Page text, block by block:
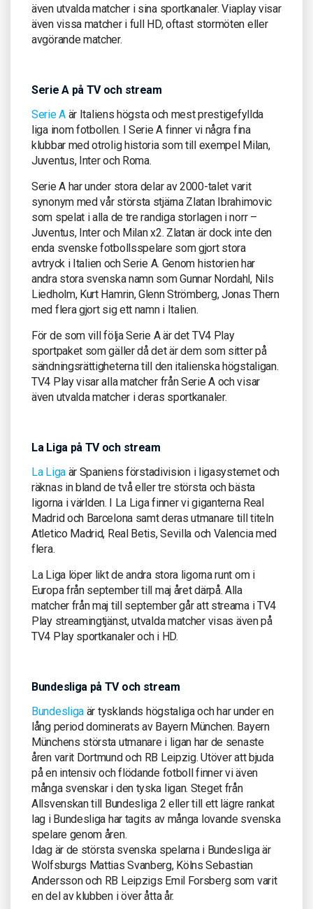
även utvalda matcher i sina sportkanaler. Viaplay visar
även vissa matcher i full HD, oftast stormöten eller
avgörande matcher.
Serie A på TV och stream
Serie Aär Italiens högsta och mest prestigefyllda
liga inom fotbollen. I Serie A finner vi några fina
klubbar med otrolig historia som till exempel Milan,
Juventus, Inter och Roma.
Serie A har under stora delar av 2000-talet varit
synonym med vår största stjärna Zlatan Ibrahimovic
som spelat i alla de tre randiga storlagen i norr –
Juventus, Inter och Milan x2. Zlatan är dock inte den
enda svenske fotbollsspelare som gjort stora
avtryck i Italien och Serie A. Genom historien har
andra stora svenska namn som Gunnar Nordahl, Nils
Liedholm, Kurt Hamrin, Glenn Strömberg, Jonas Thern
med flera gjort sig ett namn i Italien.
För de som vill följa Serie A är det TV4 Play
sportpaket som gäller då det är dem som sitter på
sändningsrättigheterna till den italienska högstaligan.
TV4 Play visar alla matcher från Serie A och visar
även utvalda matcher i deras sportkanaler.
La Liga på TV och stream
La Ligaär Spaniens förstadivision i ligasystemet och
räknas in bland de två eller tre största och bästa
ligorna i världen. I La Liga finner vi giganterna Real
Madrid och Barcelona samt deras utmanare till titeln
Atletico Madrid, Real Betis, Sevilla och Valencia med
flera.
La Liga löper likt de andra stora ligorna runt om i
Europa från september till maj året därpå. Alla
matcher från maj till september går att streama i TV4
Play streamingtjänst, utvalda matcher visas även på
TV4 Play sportkanaler och i HD.
Bundesliga på TV och stream
Bundesliga är tysklands högstaliga och har under en
lång period dominerats av Bayern München. Bayern
Münchens största utmanare i ligan har de senaste
åren varit Dortmund och RB Leipzig. Utöver att bjuda
på en intensiv och flödande fotboll finner vi även
många svenskar i den tyska ligan. Steget från
Allsvenskan till Bundesliga 2 eller till ett lägre rankat
lag i Bundesliga har tagits av många lovande svenska
spelare genom åren.
Idag är de största svenska spelarna i Bundesliga är
Wolfsburgs Mattias Svanberg, Kölns Sebastian
Andersson och RB Leipzigs Emil Forsberg som varit
en del av klubben i över åtta år.